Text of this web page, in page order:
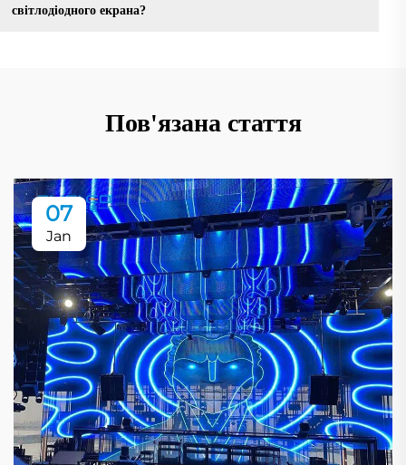
світлодіодного екрана?
Пов'язана стаття
07
Jan